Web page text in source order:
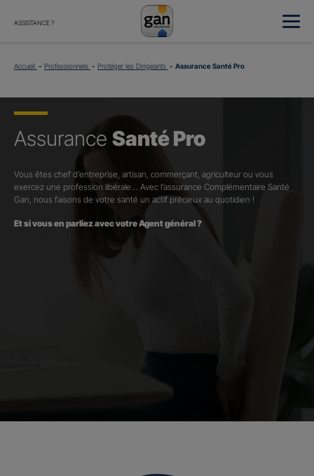
ASSISTANCE ?
Accueil Professionnels Protéger les Dirigeants Assurance Santé Pro
Assurance Santé Pro
Vous êtes chef d’entreprise, artisan, commerçant, agriculteur ou vous
exercez une profession libérale… Avec l’assurance Complémentaire Santé
Gan, nous faisons de votre santé un actif précieux au quotidien !
Et si vous en parliez avec votre Agent général ?